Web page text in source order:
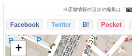
※店舗情報の追加や編集は「編
Facebook Twitter B! Pocket
+